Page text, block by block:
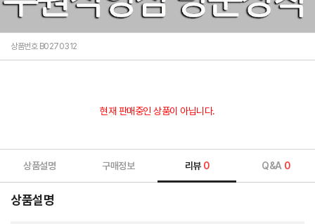
상품번호 B0270312
현재 판매중인 상품이 아닙니다.
상품설명 구매정보 리뷰 0 Q&A 0
상품설명